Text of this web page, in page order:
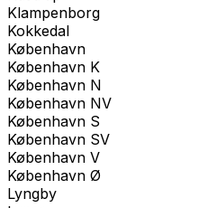
Klampenborg
Kokkedal
København
København K
København N
København NV
København S
København SV
København V
København Ø
Lyngby